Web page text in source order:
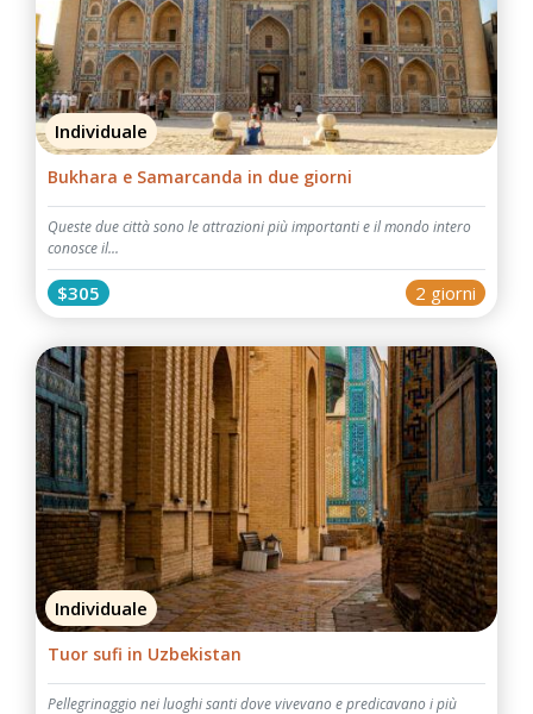
Individuale
Bukhara e Samarcanda in due giorni
Queste due città sono le attrazioni più importanti e il mondo intero
conosce il...
$305 2 giorni
Individuale
Tuor sufi in Uzbekistan
Pellegrinaggio nei luoghi santi dove vivevano e predicavano i più